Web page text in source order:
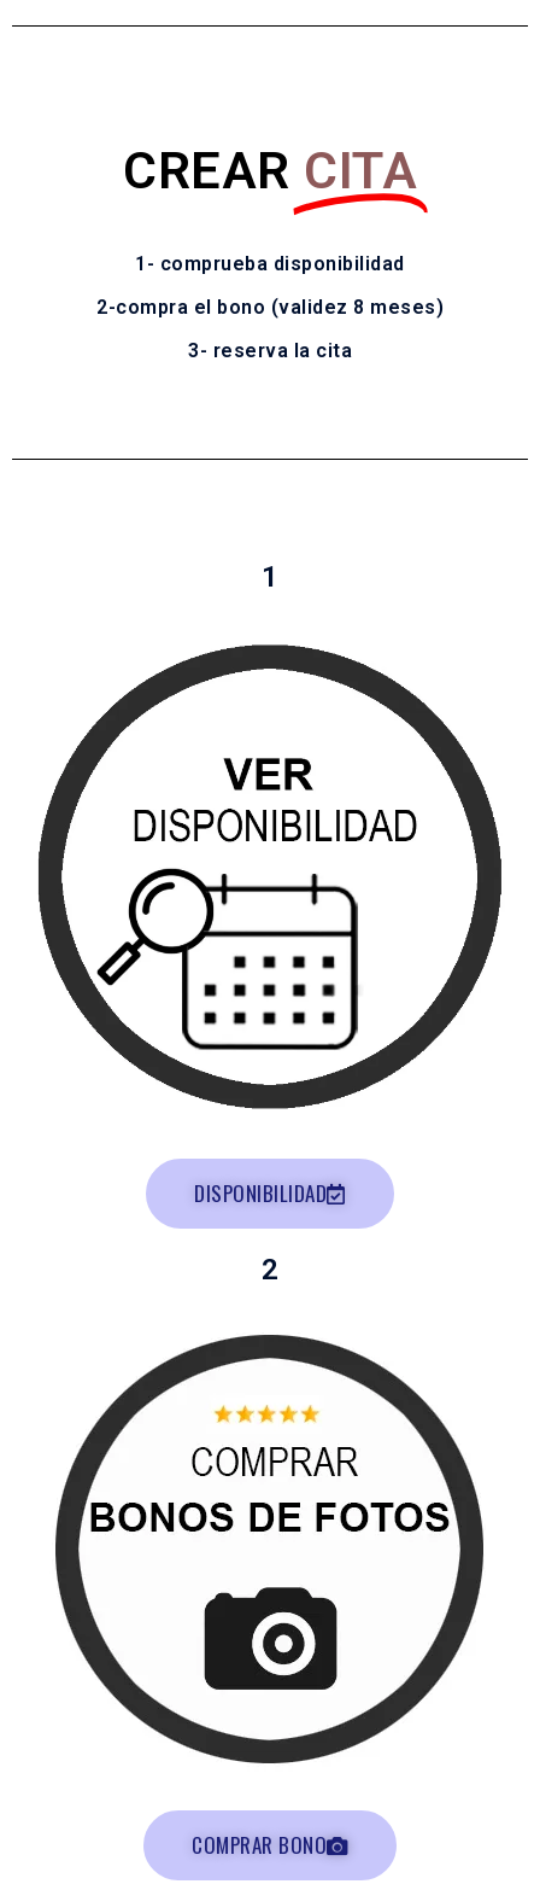
CREAR CITA
1- comprueba disponibilidad
2-compra el bono (validez 8 meses)
3- reserva la cita
1
DISPONIBILIDAD
2
COMPRAR BONO